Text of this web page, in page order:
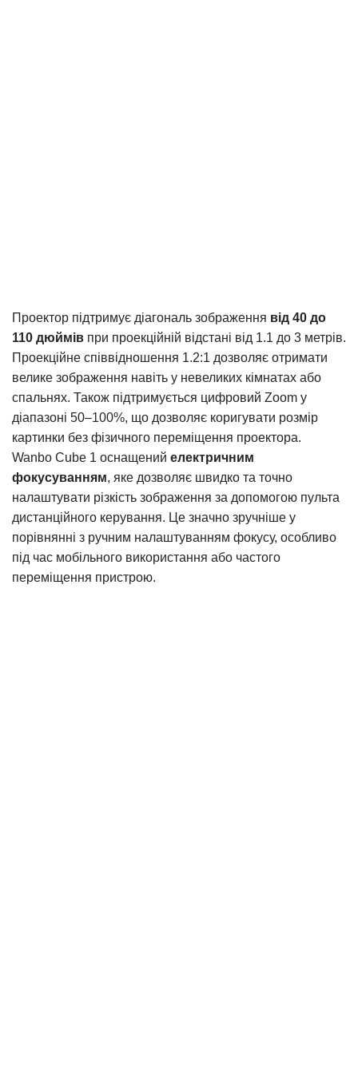
Проектор підтримує діагональ зображення від 40 до
110 дюймів при проекційній відстані від 1.1 до 3 метрів.
Проекційне співвідношення 1.2:1 дозволяє отримати
велике зображення навіть у невеликих кімнатах або
спальнях. Також підтримується цифровий Zoom у
діапазоні 50–100%, що дозволяє коригувати розмір
картинки без фізичного переміщення проектора.
Wanbo Cube 1 оснащений електричним
фокусуванням, яке дозволяє швидко та точно
налаштувати різкість зображення за допомогою пульта
дистанційного керування. Це значно зручніше у
порівнянні з ручним налаштуванням фокусу, особливо
під час мобільного використання або частого
переміщення пристрою.